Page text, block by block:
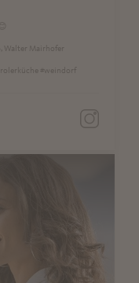
Walter Mairhofer
#weindorf